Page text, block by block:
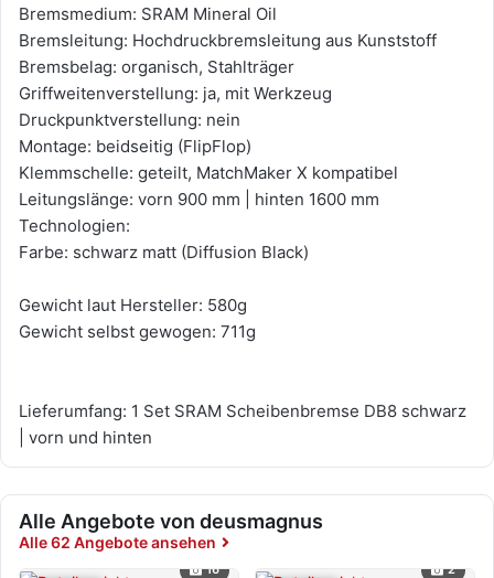
Bremsmedium: SRAM Mineral Oil
Bremsleitung: Hochdruckbremsleitung aus Kunststoff
Bremsbelag: organisch, Stahlträger
Griffweitenverstellung: ja, mit Werkzeug
Druckpunktverstellung: nein
Montage: beidseitig (FlipFlop)
Klemmschelle: geteilt, MatchMaker X kompatibel
Leitungslänge: vorn 900 mm | hinten 1600 mm
Technologien:
Farbe: schwarz matt (Diffusion Black)
Gewicht laut Hersteller: 580g
Gewicht selbst gewogen: 711g
Lieferumfang: 1 Set SRAM Scheibenbremse DB8 schwarz
| vorn und hinten
Alle Angebote von deusmagnus
Alle 62 Angebote ansehen
16
2